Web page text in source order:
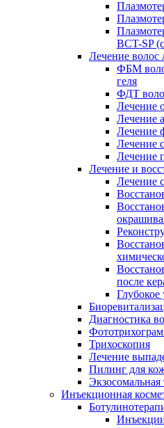
BCT-SP
Лечение волос
ФБМ
геля
ФДТ
Лечение
Лечение
Лечение
Лечение
Лечение
Лечение и
Лечение
после
Глубокое
Диагностика
Трихоскопия
Лечение
Пилинг для
Экзосомальная
Инъекционная